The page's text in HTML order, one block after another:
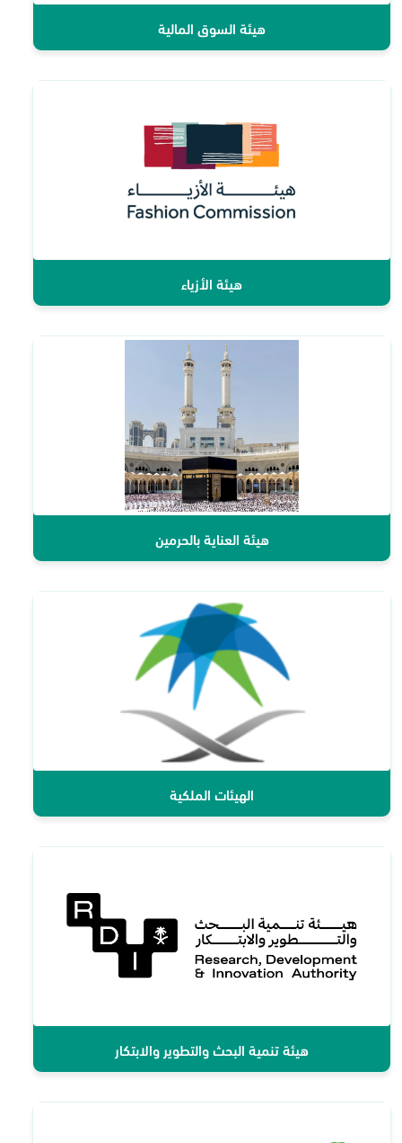
هيئة السوق المالية
هيئة الأزياء
هيئة العناية بالحرمين
الهيئات الملكية
هيئة تنمية البحث والتطوير والابتكار